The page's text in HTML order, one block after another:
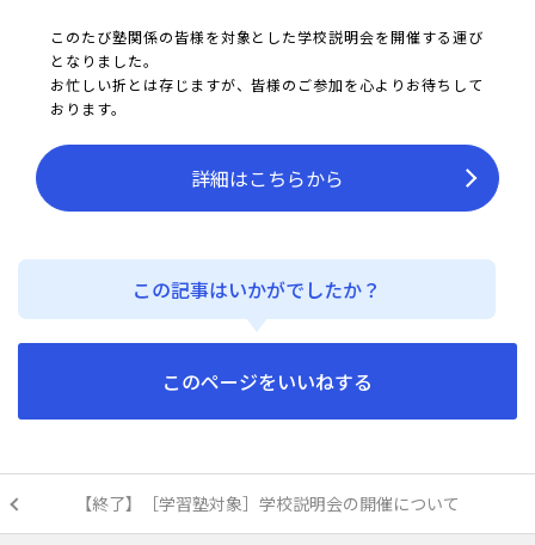
このたび塾関係の皆様を対象とした学校説明会を開催する運び
となりました。
お忙しい折とは存じますが、皆様のご参加を心よりお待ちして
おります。
詳細はこちらから
この記事はいかがでしたか？
このページをいいねする
【終了】［学習塾対象］学校説明会の開催について